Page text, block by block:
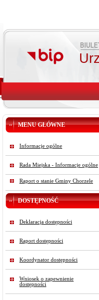
MENU GŁÓWNE
Informacje ogólne
Rada Miejska - Informacje ogólne
Raport o stanie Gminy Chorzele
DOSTĘPNOŚĆ
Deklaracja dostępności
Raport dostępności
Koordynator dostępności
Wniosek o zapewnienie
dostępności